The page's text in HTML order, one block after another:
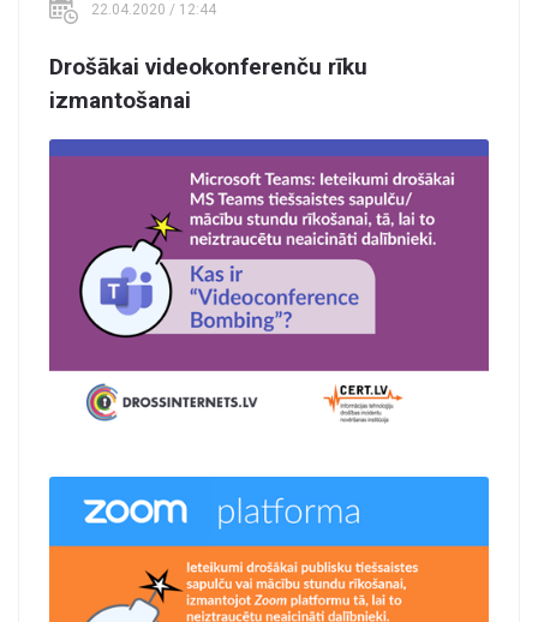
22.04.2020 / 12:44
Drošākai videokonferenču rīku
izmantošanai